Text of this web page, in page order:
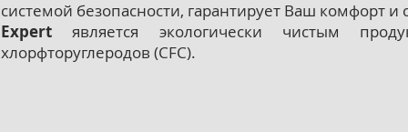
системой безопасности, гарантирует Ваш комфорт и
Expert является экологически чистым
хлорфторуглеродов (CFC).